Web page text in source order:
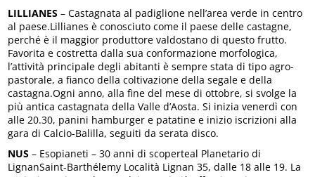
LILLIANES – Castagnata al padiglione nell’area verde in centro
al paese.Lillianes è conosciuto come il paese delle castagne,
perché è il maggior produttore valdostano di questo frutto.
Favorita e costretta dalla sua conformazione morfologica,
l’attività principale degli abitanti è sempre stata di tipo agro-
pastorale, a fianco della coltivazione della segale e della
castagna.Ogni anno, alla fine del mese di ottobre, si svolge la
più antica castagnata della Valle d’Aosta. Si inizia venerdì con
alle 20.30, panini hamburger e patatine e inizio iscrizioni alla
gara di Calcio-Balilla, seguiti da serata disco.
NUS – Esopianeti – 30 anni di scoperteal Planetario di
LignanSaint-Barthélemy Località Lignan 35, dalle 18 alle 19. La